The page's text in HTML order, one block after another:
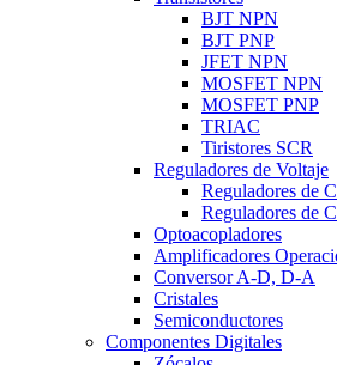
BJT NPN
BJT PNP
JFET NPN
MOSFET NPN
MOSFET PNP
TRIAC
Tiristores SCR
Reguladores de Voltaje
Reguladores de
Reguladores de
Optoacopladores
Amplificadores
Conversor A-D, D-A
Cristales
Semiconductores
Componentes Digitales